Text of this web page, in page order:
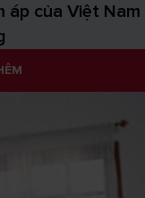
áp của Việt Nam